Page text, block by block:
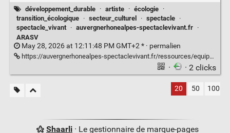
développement_durable · artiste · écologie ·
transition_écologique
· secteur_culturel · spectacle ·
spectacle_vivant
· auvergnerhonealpes-spectaclevivant.fr
·
ARASV
May 28, 2026 at 12:11:48 PM GMT+2 * · permalien
https://auvergnerhonealpes-spectaclevivant.fr/ressources/equipes-artistiques-et-transition-ecologique-la-methode-durables/
· · 2 clicks
20 50 100
Shaarli· Le gestionnaire de marque-pages